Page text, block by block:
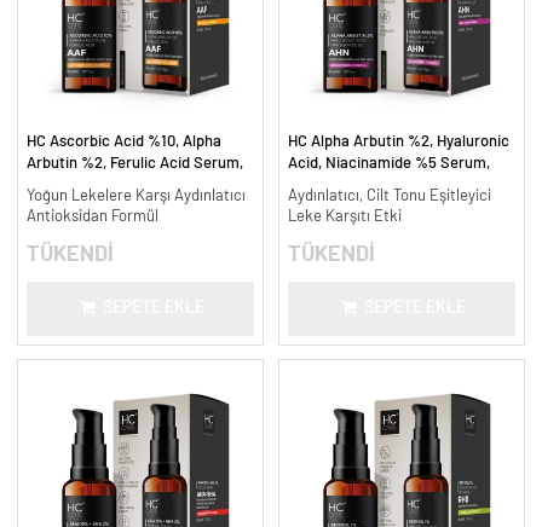
HC Ascorbic Acid %10, Alpha
Arbutin %2, Ferulic Acid Serum,
ml.
Yoğun Lekelere Karşı Aydınlatıcı
Antioksidan Formül
TÜKENDİ
HC Alpha Arbutin %2, Hyaluronic
Acid, Niacinamide %5 Serum,
ml.
Aydınlatıcı, Cilt Tonu Eşitleyici
Leke Karşıtı Etki
TÜKENDİ